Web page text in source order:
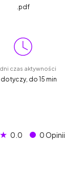
.pdf
czas aktywności
dotyczy, do 15 min
★ 0.0 0 Opinii